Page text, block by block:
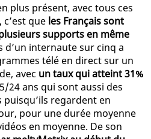
plus présent, avec tous ces
que les Français sont
supports en même
d’un internaute sur cinq a
télé en direct sur un
avec un taux qui atteint 31%
24 ans qui sont aussi des
regardent en
pour une durée moyenne
en moyenne. De son